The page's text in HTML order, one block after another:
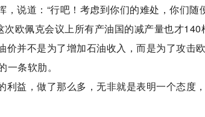
，说道：“行吧！考虑到你们的难处，你们随
欧佩克会议上所有产油国的减产量也才140
价并不是为了增加石油收入，而是为了攻击
条软肋。
利益，做了那么多，无非就是表明一个态度